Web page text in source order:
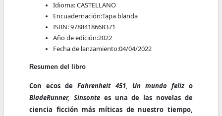
Idioma:CASTELLANO
Encuadernación:Tapa blanda
ISBN:9788418668371
Año de edición:2022
Fecha de lanzamiento:04/04/2022
Resumen del libro
Con ecos deFahrenheit 451, Un mundo felizo
BladeRunner, Sinsontees una de las novelas de
ciencia ficción más míticas de nuestro tiempo,